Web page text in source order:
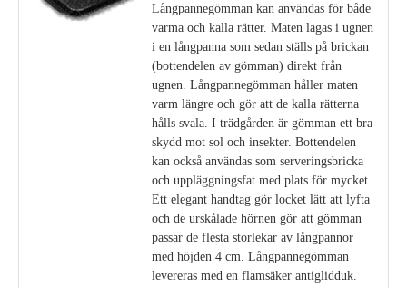
Långpannegömman kan användas för både
varma och kalla rätter. Maten lagas i ugnen
i en långpanna som sedan ställs på brickan
(bottendelen av gömman) direkt från
ugnen. Långpannegömman håller maten
varm längre och gör att de kalla rätterna
hålls svala. I trädgården är gömman ett bra
skydd mot sol och insekter. Bottendelen
kan också användas som serveringsbricka
och uppläggningsfat med plats för mycket.
Ett elegant handtag gör locket lätt att lyfta
och de urskålade hörnen gör att gömman
passar de flesta storlekar av långpannor
med höjden 4 cm. Långpannegömman
levereras med en flamsäker antiglidduk.